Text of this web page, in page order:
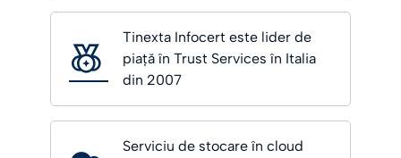
Tinexta Infocert este lider de
piață în Trust Services în Italia
din 2007
Serviciu de stocare în cloud